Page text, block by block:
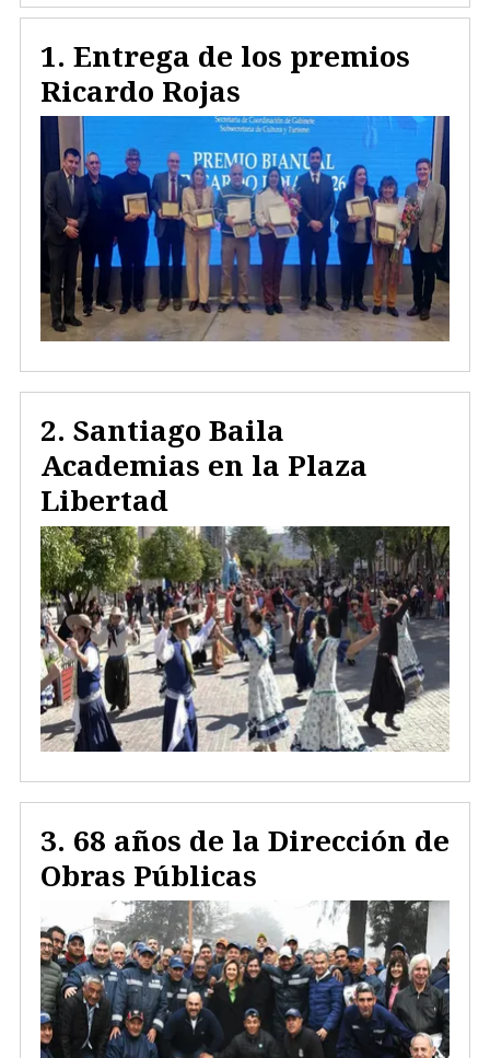
Entrega de los premios
Ricardo Rojas
Santiago Baila
Academias en la Plaza
Libertad
68 años de la Dirección de
Obras Públicas